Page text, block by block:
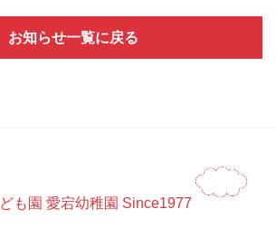
お知らせ一覧に戻る
も園 愛宕幼稚園 Since1977